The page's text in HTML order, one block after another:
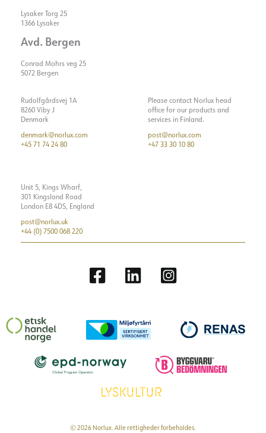
Lysaker Torg 25
1366 Lysaker
Avd. Bergen
Conrad Mohrs veg 25
5072 Bergen
Rudolfgårdsvej 1A
8260 Viby J
Denmark
denmark@norlux.com
+45 71 74 24 80
Please contact Norlux head
office for our products and
services in Finland.
post@norlux.com
+47 33 30 10 80
Unit 5, Kings Wharf,
301 Kingsland Road
London E8 4DS, England
post@norlux.uk
+44 (0) 7500 068 220
© 2026 Norlux. Alle rettigheder forbeholdes.